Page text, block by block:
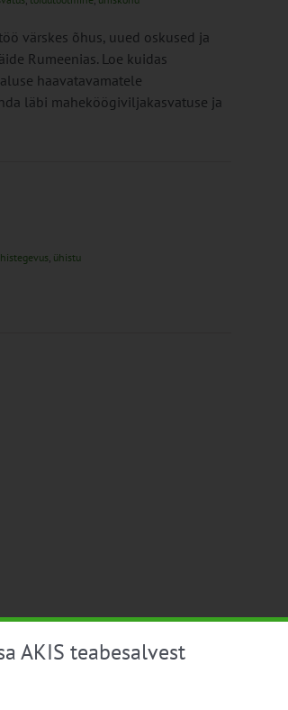
värskes õhus, uued oskused ja
Rumeenias. Loe kuidas
haavatavamatele
läbi maheköögiviljakasvatuse ja
, ühistu
AKIS teabesalvest